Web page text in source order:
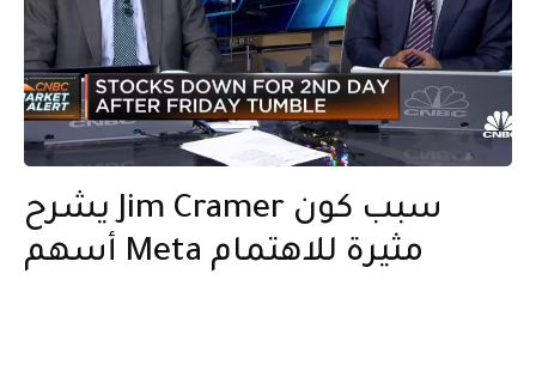
يشرح Jim Cramer سبب كون
أسهم Meta مثيرة للاهتمام